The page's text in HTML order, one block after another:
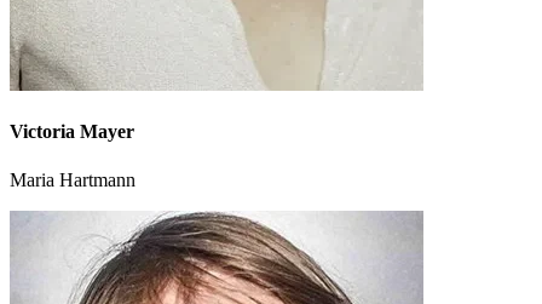
Victoria Mayer
Maria Hartmann